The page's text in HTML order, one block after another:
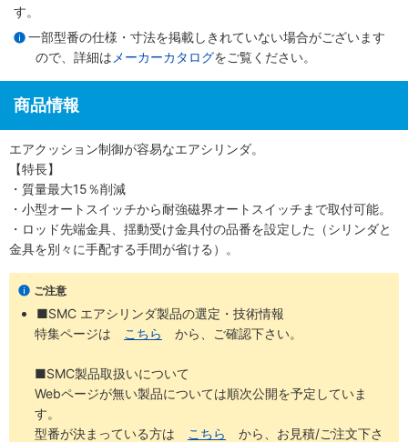
す。
一部型番の仕様・寸法を掲載しきれていない場合がございます
ので、詳細は メーカーカタログをご覧ください。
商品情報
エアクッション制御が容易なエアシリンダ。
【特長】
・質量最大15％削減
・小型オートスイッチから耐強磁界オートスイッチまで取付可能。
・ロッド先端金具、揺動受け金具付の品番を設定した（シリンダと
金具を別々に手配する手間が省ける）。
ご注意
■SMC エアシリンダ製品の選定・技術情報
特集ページは
こちら から、ご確認下さい。
■SMC製品取扱いについて
Webページが無い製品については順次公開を予定していま
す。
型番が決まっている方は
こちら
から、お見積/ご注文下さ